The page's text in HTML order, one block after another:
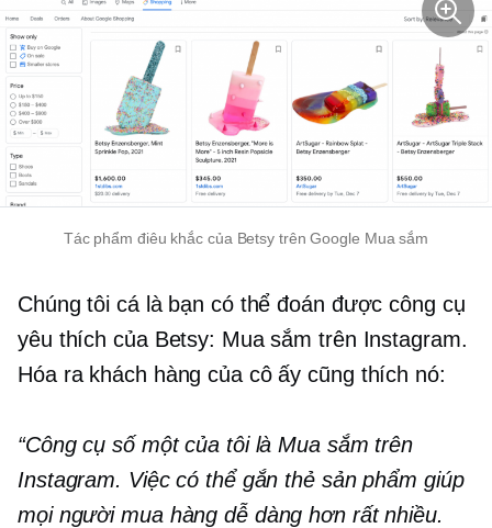
Tác phẩm điêu khắc của Betsy trên Google Mua sắm
Chúng tôi cá là bạn có thể đoán được công cụ
yêu thích của Betsy: Mua sắm trên Instagram.
Hóa ra khách hàng của cô ấy cũng thích nó:
“Công cụ số một của tôi là Mua sắm trên
Instagram. Việc có thể gắn thẻ sản phẩm giúp
mọi người mua hàng dễ dàng hơn rất nhiều.